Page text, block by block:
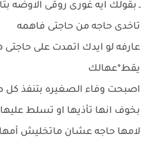
ـ بقولك ايه غورى روقى الاوضه
تاخدى حاجه من حاجتى فاهمه
عارفه لو ايدك اتمدت على حاجتى
يقط*عهالك
اصبحت وفاء الصغيره بتنفذ كل
بخوف انها تأذيها او تسلط
لامها حاجه عشان ماتخليش أمها